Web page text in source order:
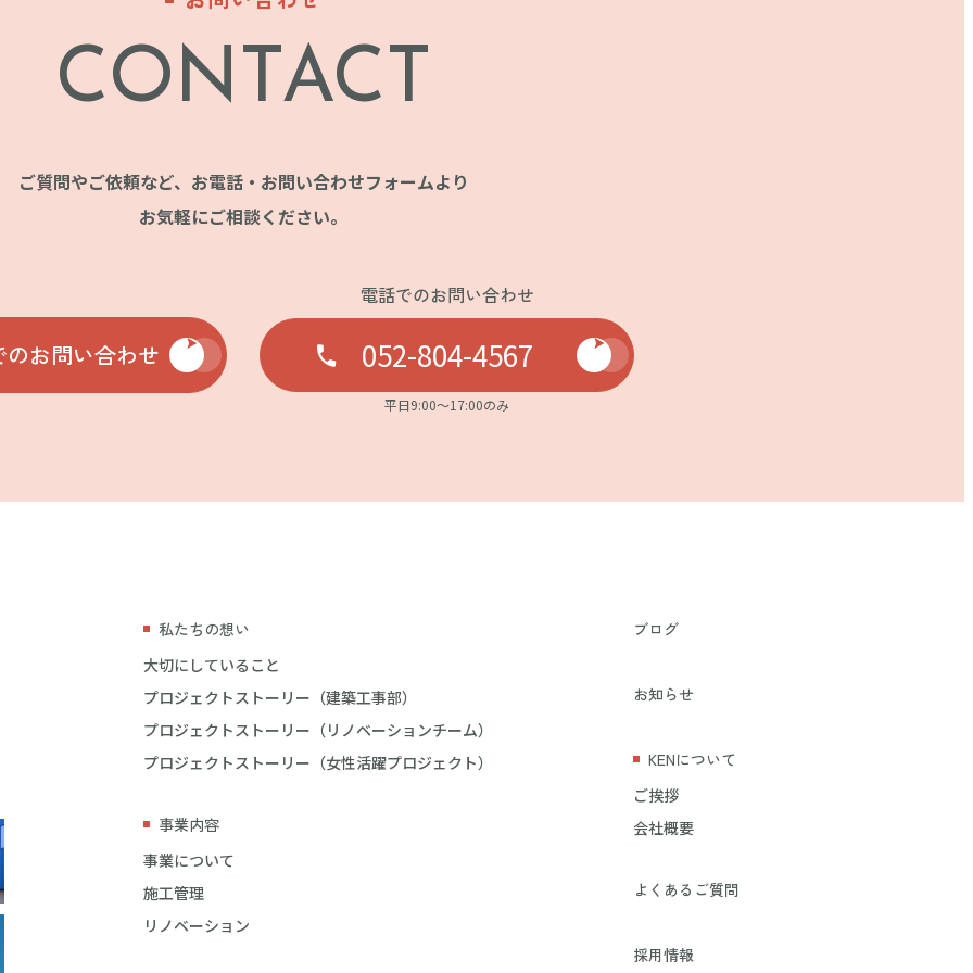
CONTACT
ご質問やご依頼など、お電話・お問い合わせフォームより
お気軽にご相談ください。
お問い合わせ
電話でのお問い合わせ
052-804-4567
平日9:00〜17:00のみ
私たちの想い
大切にしていること
プロジェクトストーリー（建築工事部）
プロジェクトストーリー（リノベーションチーム）
プロジェクトストーリー（女性活躍プロジェクト）
事業内容
事業について
施工管理
リノベーション
ブログ
お知らせ
KENについて
ご挨拶
会社概要
よくあるご質問
採用情報